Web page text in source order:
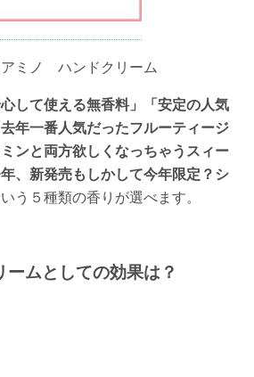
ミノ ハンドクリーム
心して使える無香料」「安定の人気
年一番人気だったフルーティージ
ンと両方欲しくなっちゃうスィー
、新発売もしかして今年限定？シ
う５種類の香りが選べます。
ームとしての効果は？